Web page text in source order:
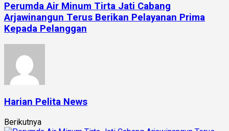
Perumda Air Minum Tirta Jati Cabang
Arjawinangun Terus Berikan Pelayanan Prima
Kepada Pelanggan
Harian Pelita News
Berikutnya